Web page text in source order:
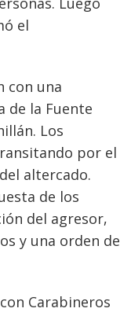
el
con una
de la Fuente
Los
por el
altercado.
de los
del agresor,
y una orden de
Carabineros